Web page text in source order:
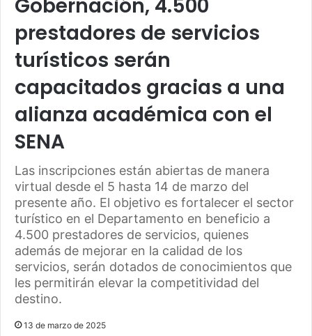
Gobernación, 4.500
prestadores de servicios
turísticos serán
capacitados gracias a una
alianza académica con el
SENA
Las inscripciones están abiertas de manera
virtual desde el 5 hasta 14 de marzo del
presente año. El objetivo es fortalecer el sector
turístico en el Departamento en beneficio a
4.500 prestadores de servicios, quienes
además de mejorar en la calidad de los
servicios, serán dotados de conocimientos que
les permitirán elevar la competitividad del
destino.
13 de marzo de 2025